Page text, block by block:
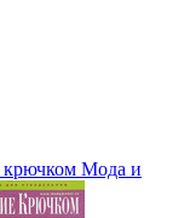
крючком Мода и